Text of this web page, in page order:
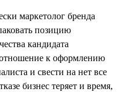
маркетолог бренда
позицию
кандидата
к оформлению
и свести на нет все
бизнес теряет и время,